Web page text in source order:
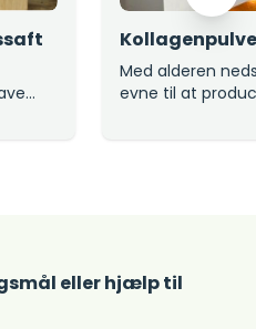
Med alderen
evne til at
eller hjælp til